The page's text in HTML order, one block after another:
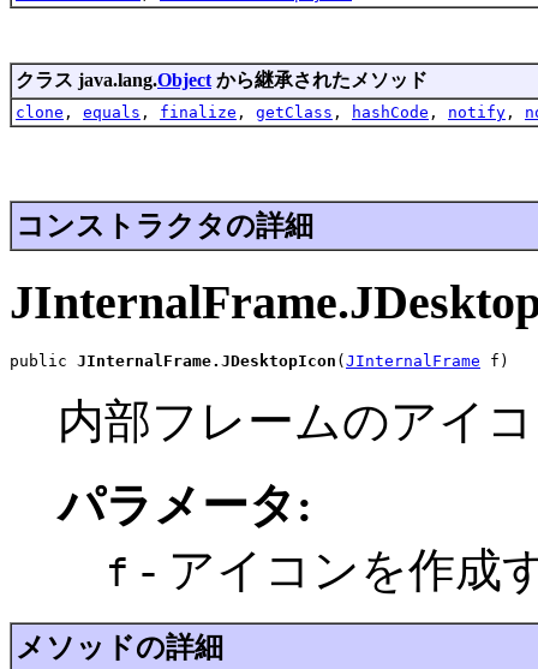
クラス java.lang.Object から継承されたメソッド
clone , equals , finalize , getClass , hashCode , notify ,
コンストラクタの詳細
public JInternalFrame.JDesktopIcon ( JInternalFrame f)
内部フレームのアイ
パラメータ:
f - アイコンを作成
メソッドの詳細